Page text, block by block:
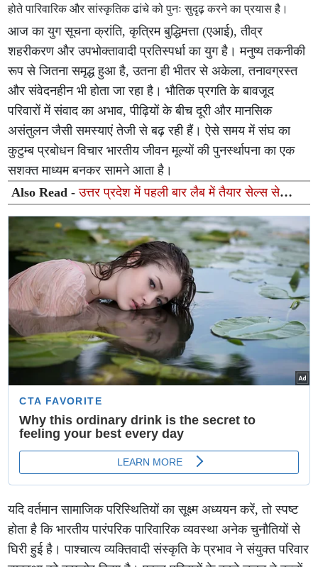
होते पारिवारिक और सांस्कृतिक ढांचे को पुनः सुदृढ़ करने का प्रयास है।
आज का युग सूचना क्रांति, कृत्रिम बुद्धिमत्ता (एआई), तीव्र
शहरीकरण और उपभोक्तावादी प्रतिस्पर्धा का युग है। मनुष्य तकनीकी
रूप से जितना समृद्ध हुआ है, उतना ही भीतर से अकेला, तनावग्रस्त
और संवेदनहीन भी होता जा रहा है। भौतिक प्रगति के बावजूद
परिवारों में संवाद का अभाव, पीढ़ियों के बीच दूरी और मानसिक
असंतुलन जैसी समस्याएं तेजी से बढ़ रही हैं। ऐसे समय में संघ का
कुटुम्ब प्रबोधन विचार भारतीय जीवन मूल्यों की पुनर्स्थापना का एक
सशक्त माध्यम बनकर सामने आता है।
Also Read -उत्तर प्रदेश में पहली बार लैब में तैयार सेल्स से
यूरिथ्रल स्ट्रिक्चर का सफल इलाज, अपोलोमेडिक्स ने रचा
इतिहास
यदि वर्तमान सामाजिक परिस्थितियों का सूक्ष्म अध्ययन करें, तो स्पष्ट
होता है कि भारतीय पारंपरिक पारिवारिक व्यवस्था अनेक चुनौतियों से
घिरी हुई है। पाश्चात्य व्यक्तिवादी संस्कृति के प्रभाव ने संयुक्त परिवार